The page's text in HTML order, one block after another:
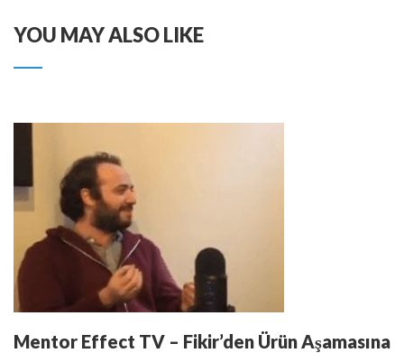
YOU MAY ALSO LIKE
Mentor Effect TV – Fikir’den Ürün Aşamasına